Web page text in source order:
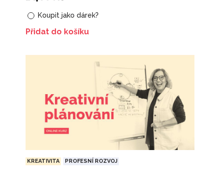
Koupit jako dárek?
Přidat do košíku
KREATIVITA PROFESNÍ ROZVOJ